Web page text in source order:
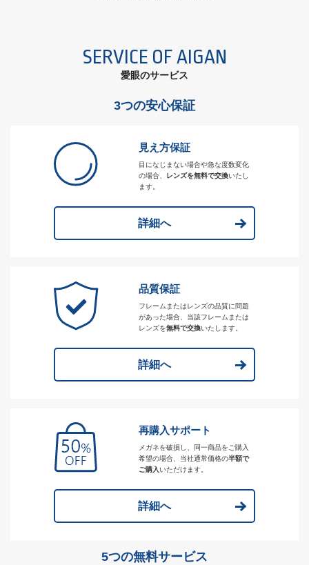
SERVICE OF AIGAN
愛眼のサービス
3つの安心保証
見え方保証
目になじまない場合や急な度数変化
の場合、
レンズを無料で交換いたし
ます。
詳細へ
品質保証
フレームまたはレンズの品質に問題
があった場合、当該フレームまたは
レンズを無料で交換いたします。
詳細へ
再購入サポート
メガネを破損し、同一商品をご購入
希望の場合、当社通常価格の半額で
ご購入いただけます。
詳細へ
5つの無料サービス